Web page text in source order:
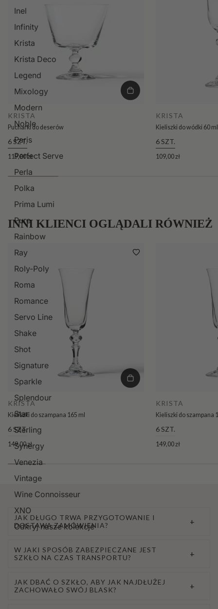
Inel
Infinity
Krista
Krista Deco
Legend
Mixology
Modern
Noble
Paris
Perfect Serve
Perla
Polka
Prima Lumi
Pure
Rainbow
Ray
Roly-Poly
Roma
Romance
Servo Line
Shake
Shot
Signature
Sparkle
Splendour
Star
Sterling
Synergy
Venezia
Vintage
Wine Connoisseur
XNO
Odkryj nasze kolekcje
KRISTA
Pucharki do deserów
6 SZT.
119,00 zł
KRISTA
Kieliszki do wódki 60 ml
6 SZT.
109,00 zł
INNI KLIENCI OGLĄDALI RÓWNIEŻ
KRISTA
Kieliszki do szampana 165 ml
6 SZT.
149,00 zł
KRISTA
Kieliszki do szampana
6 SZT.
149,00 zł
JAK DŁUGO TRWA PRZYGOTOWANIE I
DOSTAWA ZAMÓWIENIA?
+
W JAKI SPOSÓB ZABEZPIECZANE JEST
SZKŁO NA CZAS TRANSPORTU?
+
JAK DBAĆ O SZKŁO, ABY JAK NAJDŁUŻEJ
ZACHOWAŁO SWÓJ BLASK?
+